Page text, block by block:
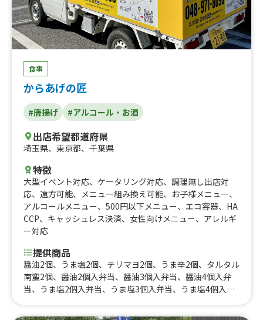
食事
からあげの匠
#唐揚げ #アルコール・お酒
出店希望都道府県
埼玉県、 東京都、 千葉県
特徴
大型イベント対応、 ケータリング対応、 調理無し出店対
応、 遠方可能、 メニュー組み換え可能、 お子様メニュー、
アルコールメニュー、 500円以下メニュー、 エコ容器、 HA
CCP、 キャッシュレス決済、 女性向けメニュー、 アレルギ
ー対応
提供商品
醤油2個、うま塩2個、テリマヨ2個、うま辛2個、タルタル
南蛮2個、醤油2個入弁当、醤油3個入弁当、醤油4個入弁
当、うま塩2個入弁当、うま塩3個入弁当、うま塩4個入弁